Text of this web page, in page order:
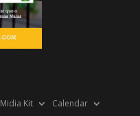
Midia Kit Calendar